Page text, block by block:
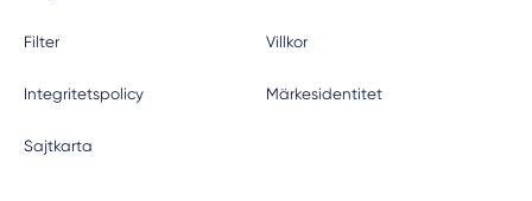
Filter Villkor
Integritetspolicy Märkesidentitet
Sajtkarta